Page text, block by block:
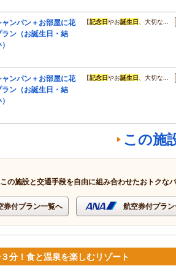
ンパン＋お部屋に花
ン（お誕生日・結
【記念日やお誕生日 、大切な…
ンパン＋お部屋に花
ン（お誕生日・結
【記念日やお誕生日 、大切な…
この施
この施設と交通手段を自由に組み合わせたおトクな
券付プラン一覧へ 航空券付プラ
分！食と温泉を楽しむリゾート